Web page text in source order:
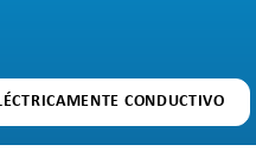
CONDUCTIVO